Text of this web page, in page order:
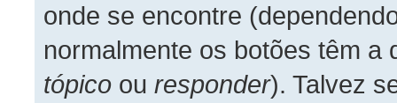
onde se encontre
normalmente os botões têm a
tópicoou responder). Talvez